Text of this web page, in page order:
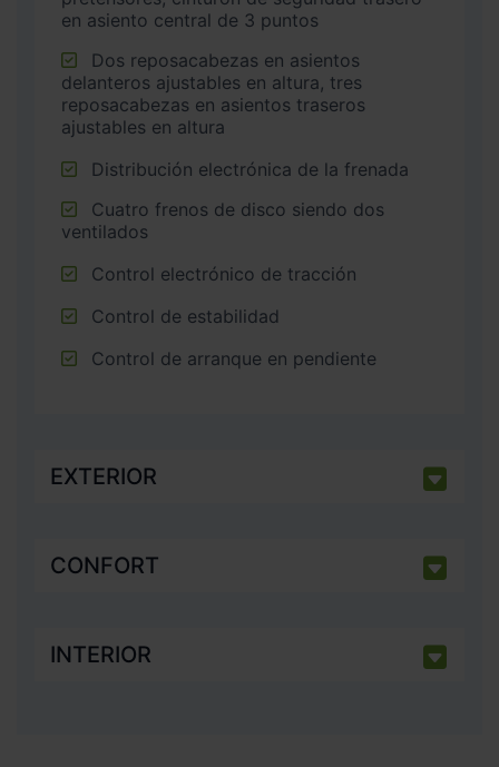
en asiento central de 3 puntos
delanteros ajustables en altura, tres
reposacabezas en asientos traseros
ajustables en altura
Distribución electrónica de la frenada
ventilados
Control electrónico de tracción
Control de estabilidad
Control de arranque en pendiente
EXTERIOR
CONFORT
INTERIOR